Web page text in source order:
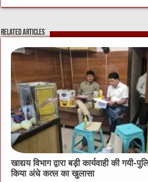
c
e
b
o
o
k
it
te
r
C
h
at
ai
l
ss
e
n
g
er
at
s
A
p
p
Related Articles
खाद्यय विभाग द्वारा बड़ी कार्यवाही की
किया अंधे कत्ल का खुलासा